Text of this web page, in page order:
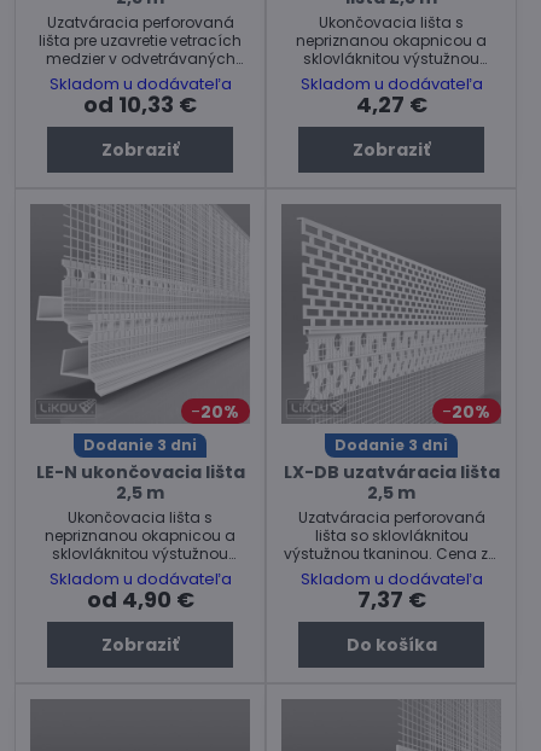
Uzatváracia perforovaná
lišta pre uzavretie vetracích
medzier v odvetrávaných
fasádnych systémoch. Cena
za kus.
Skladom u dodávateľa
od 10,33 €
Zobraziť
Ukončovacia lišta s
nepriznanou okapnicou a
sklovláknitou výstužnou
tkaninou pre fasádne dosky v
odvetraných fasádnych
systémoch s omietou.
Skladom u dodávateľa
4,27 €
Zobraziť
20%
Dodanie 3 dni
LE-N ukončovacia lišta
2,5 m
Ukončovacia lišta s
nepriznanou okapnicou a
sklovláknitou výstužnou
tkaninou pre fasádne dosky v
odvetraných fasádnych
systémoch s omietou.
Skladom u dodávateľa
od 4,90 €
Zobraziť
20%
Dodanie 3 dni
LX-DB uzatváracia lišta
2,5 m
Uzatváracia perforovaná
lišta so sklovláknitou
výstužnou tkaninou. Cena za
kus
Skladom u dodávateľa
7,37 €
Do košíka